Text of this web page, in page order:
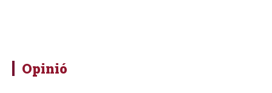
Opinió